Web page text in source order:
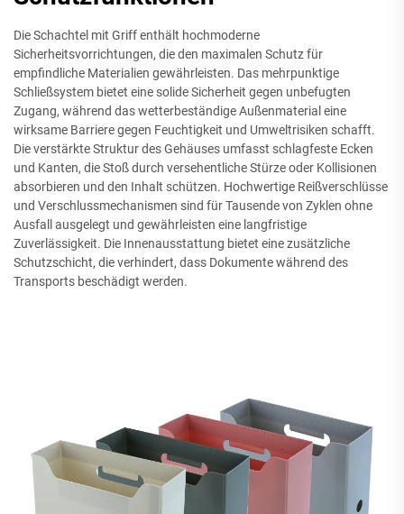
Die Schachtel mit Griff enthält hochmoderne
Sicherheitsvorrichtungen, die den maximalen Schutz für
empfindliche Materialien gewährleisten. Das mehrpunktige
Schließsystem bietet eine solide Sicherheit gegen unbefugten
Zugang, während das wetterbeständige Außenmaterial eine
wirksame Barriere gegen Feuchtigkeit und Umweltrisiken schafft.
Die verstärkte Struktur des Gehäuses umfasst schlagfeste Ecken
und Kanten, die Stoß durch versehentliche Stürze oder Kollisionen
absorbieren und den Inhalt schützen. Hochwertige Reißverschlüsse
und Verschlussmechanismen sind für Tausende von Zyklen ohne
Ausfall ausgelegt und gewährleisten eine langfristige
Zuverlässigkeit. Die Innenausstattung bietet eine zusätzliche
Schutzschicht, die verhindert, dass Dokumente während des
Transports beschädigt werden.